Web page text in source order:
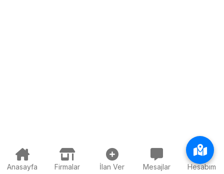
Anasayfa Firmalar İlan Ver Mesajlar Hesabım